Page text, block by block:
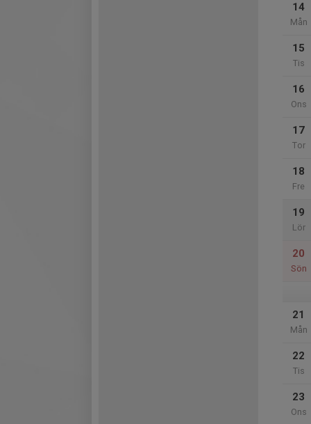
14
Mån
15
Tis
16
Ons
17
Tor
18
Fre
19
Lör
20
Sön
21
Mån
22
Tis
23
Ons